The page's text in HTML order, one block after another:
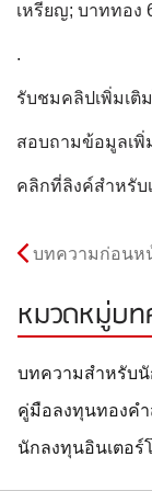
เหรียญ; บาททอง
.
รับชมคลิปเพิ่มเติ
สอบถามข้อมูลเพิ่
คลิกที่ลิงค์สำหรับ
บทความก่อนห
หมวดหมู่บท
บทความสำหรับ
คู่มือลงทุนทองค
นักลงทุนอินเตอร์